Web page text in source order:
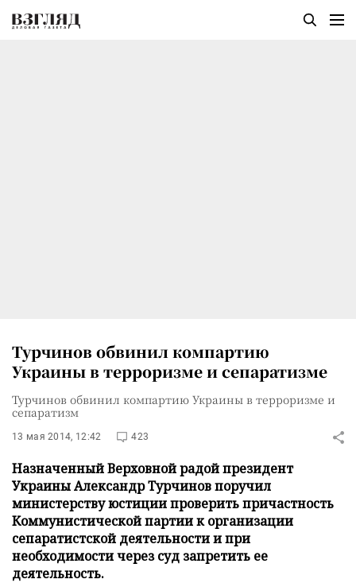
Турчинов обвинил компартию
Украины в терроризме и сепаратизме
Турчинов обвинил компартию Украины в терроризме и
сепаратизм
13 мая 2014, 12:42 423
Назначенный Верховной радой президент
Украины Александр Турчинов поручил
министерству юстиции проверить причастность
Коммунистической партии к организации
сепаратистской деятельности и при
необходимости через суд запретить ее
деятельность.